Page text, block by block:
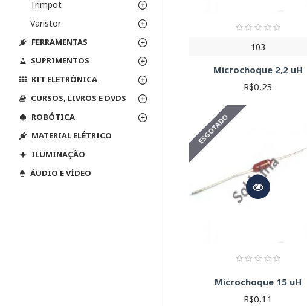
Trimpot
Varistor
FERRAMENTAS
SUPRIMENTOS
KIT ELETRÔNICA
CURSOS, LIVROS E DVDS
ROBÓTICA
MATERIAL ELÉTRICO
ILUMINAÇÃO
ÁUDIO E VÍDEO
103
Microchoque 2,2 uH
R$0,23
ESGOTADO
Microchoque 15 uH
R$0,11